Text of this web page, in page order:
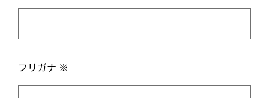
フリガナ ※